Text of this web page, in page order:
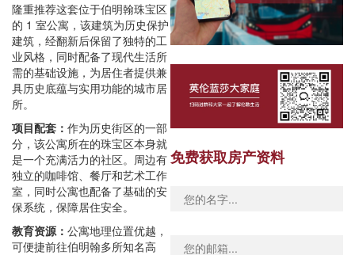
隆重推荐这套位于伯明翰珠宝区
的 1 室公寓，该建筑为历史保护
建筑，经翻新后保留了独特的工
业风格，同时配备了现代生活所
需的基础设施，为居住者提供兼
具历史底蕴与实用功能的城市居
所。
项目配套： 作为历史街区的一部
分，该公寓所在的珠宝区本身就
是一个充满活力的社区。周边有
独立的咖啡馆、餐厅和艺术工作
室，同时公寓也配备了基础的安
保系统，保障居住安全。
教育资源： 公寓地理位置优越，
可便捷前往伯明翰多所知名高
免费获取房产资料